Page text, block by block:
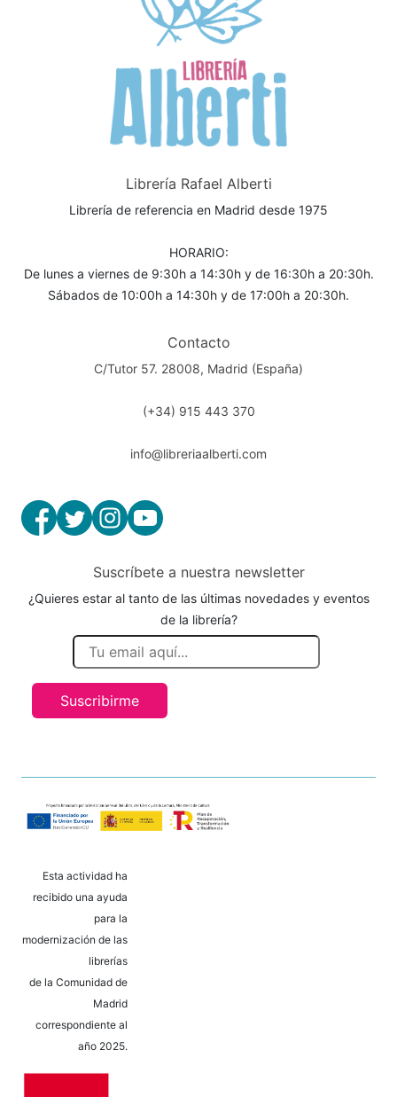
Librería Rafael Alberti
Librería de referencia en Madrid desde 1975
HORARIO:
De lunes a viernes de 9:30h a 14:30h y de 16:30h a 20:30h.
Sábados de 10:00h a 14:30h y de 17:00h a 20:30h.
Contacto
C/Tutor 57. 28008, Madrid (España)
(+34) 915 443 370
info@libreriaalberti.com
Suscríbete a nuestra newsletter
¿Quieres estar al tanto de las últimas novedades y eventos
de la librería?
Suscribirme
Esta actividad ha
recibido una ayuda
para la
modernización de las
librerías
de la Comunidad de
Madrid
correspondiente al
año 2025.